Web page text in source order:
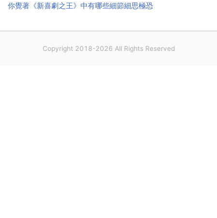
你覺著《新喜劇之王》中有哪些細節細思極恐
Copyright 2018-2026 All Rights Reserved